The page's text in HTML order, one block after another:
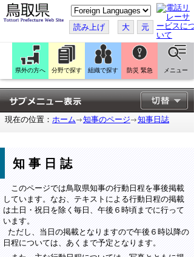
こ
の
ペ
ー
ジ
翻
訳
す
る
読み上げ 大 元
県外の方へ 分野で探す 組織で探す 防災 緊急 メニュー
現在の位置： ホーム 知事のページ 知事日誌
知事日誌
このページでは鳥取県知事の行動日程を事後掲載
しています。なお、テキストによる行動日程の掲載
は土日・祝日を除く毎日、午後６時頃までに行って
います。
ただし、当日の掲載となりますので午後６時以降の
日程については、あくまで予定となります。